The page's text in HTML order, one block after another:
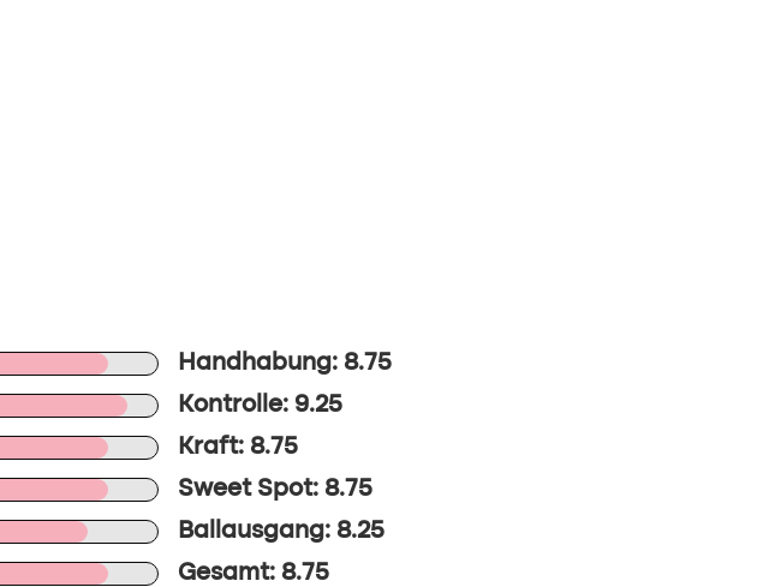
Handhabung: 8.75
Kontrolle: 9.25
Kraft: 8.75
Sweet Spot: 8.75
Ballausgang: 8.25
Gesamt: 8.75